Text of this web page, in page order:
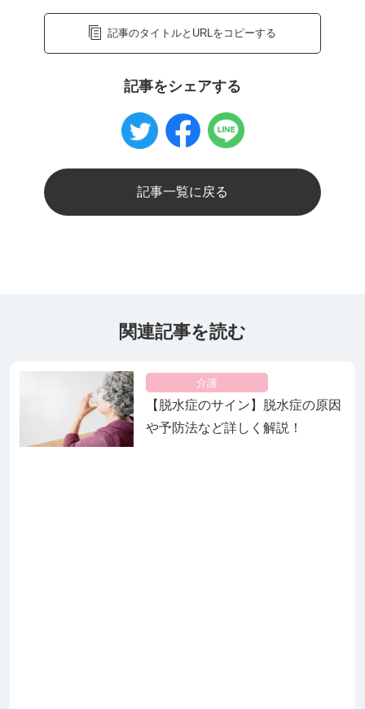
記事のタイトルとURLをコピーする
記事をシェアする
記事一覧に戻る
関連記事を読む
介護
【脱水症のサイン】脱水症の原因
や予防法など詳しく解説！